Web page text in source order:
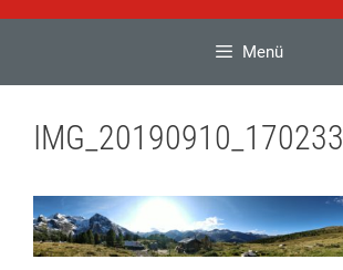
Menü
IMG_20190910_170233